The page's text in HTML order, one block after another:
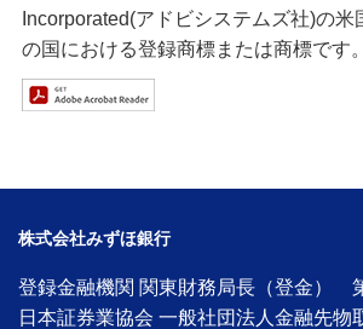
Incorporated(アドビシステムズ社)の
の国における登録商標または商標です。
株式会社みずほ銀行
登録金融機関 関東財務局長（登金）
日本証券業協会 一般社団法人金融先